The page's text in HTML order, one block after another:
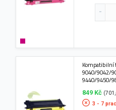
Kompatibilní
9040/9042/
9440/9450/
849 Kč
3 - 7